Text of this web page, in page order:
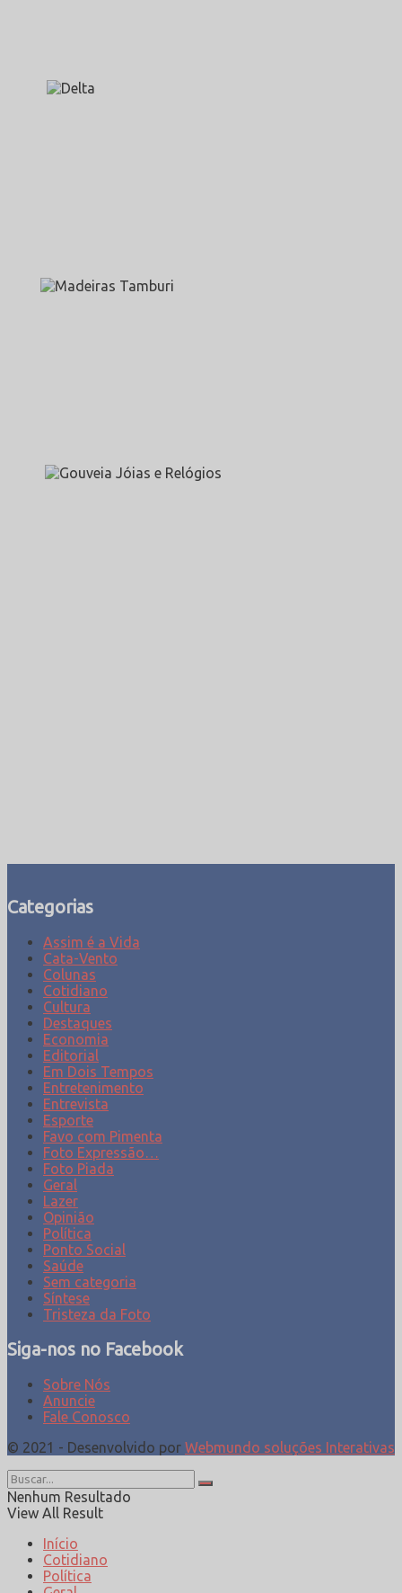
Categorias
Assim é a Vida
Cata-Vento
Colunas
Cotidiano
Cultura
Destaques
Economia
Editorial
Em Dois Tempos
Entretenimento
Entrevista
Esporte
Favo com Pimenta
Foto Expressão…
Foto Piada
Geral
Lazer
Opinião
Política
Ponto Social
Saúde
Sem categoria
Síntese
Tristeza da Foto
Siga-nos no Facebook
Sobre Nós
Anuncie
Fale Conosco
© 2021 - Desenvolvido por Webmundo soluções Interativas
Nenhum Resultado
View All Result
Início
Cotidiano
Política